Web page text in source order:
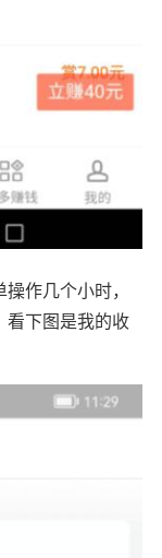
作几个小时，
看下图是我的收